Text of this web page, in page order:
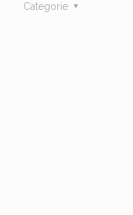
Categorie